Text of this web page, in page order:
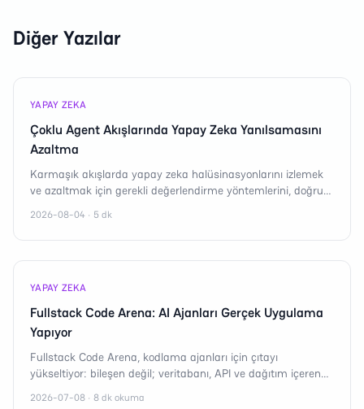
Diğer Yazılar
YAPAY ZEKA
Çoklu Agent Akışlarında Yapay Zeka Yanılsamasını
Azaltma
Karmaşık akışlarda yapay zeka halüsinasyonlarını izlemek
ve azaltmak için gerekli değerlendirme yöntemlerini, doğru
2026-08-04 · 5 dk
YAPAY ZEKA
Fullstack Code Arena: AI Ajanları Gerçek Uygulama
Yapıyor
Fullstack Code Arena, kodlama ajanları için çıtayı
yükseltiyor: bileşen değil; veritabanı, API ve dağıtım içeren
2026-07-08 · 8 dk okuma